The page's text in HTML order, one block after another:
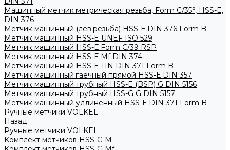
Машинный метчик метрическая резьба, Form С/35°, HSS-E,
DIN 376
Метчик машинный (лев.резьба) HSS-Е DIN 376 Form B
Метчик машинный HSS-E UNEF ISO 529
Метчик машинный HSS-Е Form C/39 RSP
Метчик машинный HSS-Е Mf DIN 374
Метчик машинный HSS-Е TIN DIN 371 Form B
Метчик машинный гаечный прямой HSS-Е DIN 357
Метчик машинный трубный HSS-E (BSP) G DIN 5156
Метчик машинный трубный HSS-G G DIN 5157
Метчик машинный удлиненный HSS-Е DIN 371 Form B
Ручные метчики VOLKEL
Назад
Ручные метчики VOLKEL
Комплект метчиков HSS-G M